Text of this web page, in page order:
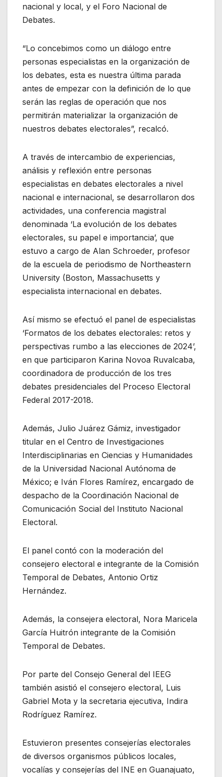
nacional y local, y el Foro Nacional de
Debates.
“Lo concebimos como un diálogo entre
personas especialistas en la organización de
los debates, esta es nuestra última parada
antes de empezar con la definición de lo que
serán las reglas de operación que nos
permitirán materializar la organización de
nuestros debates electorales”, recalcó.
A través de intercambio de experiencias,
análisis y reflexión entre personas
especialistas en debates electorales a nivel
nacional e internacional, se desarrollaron dos
actividades, una conferencia magistral
denominada ‘La evolución de los debates
electorales, su papel e importancia’, que
estuvo a cargo de Alan Schroeder, profesor
de la escuela de periodismo de Northeastern
University (Boston, Massachusetts y
especialista internacional en debates.
Así mismo se efectuó el panel de especialistas
‘Formatos de los debates electorales: retos y
perspectivas rumbo a las elecciones de 2024’,
en que participaron Karina Novoa Ruvalcaba,
coordinadora de producción de los tres
debates presidenciales del Proceso Electoral
Federal 2017-2018.
Además, Julio Juárez Gámiz, investigador
titular en el Centro de Investigaciones
Interdisciplinarias en Ciencias y Humanidades
de la Universidad Nacional Autónoma de
México; e Iván Flores Ramírez, encargado de
despacho de la Coordinación Nacional de
Comunicación Social del Instituto Nacional
Electoral.
El panel contó con la moderación del
consejero electoral e integrante de la Comisión
Temporal de Debates, Antonio Ortiz
Hernández.
Además, la consejera electoral, Nora Maricela
García Huitrón integrante de la Comisión
Temporal de Debates.
Por parte del Consejo General del IEEG
también asistió el consejero electoral, Luis
Gabriel Mota y la secretaria ejecutiva, Indira
Rodríguez Ramírez.
Estuvieron presentes consejerías electorales
de diversos organismos públicos locales,
vocalías y consejerías del INE en Guanajuato,